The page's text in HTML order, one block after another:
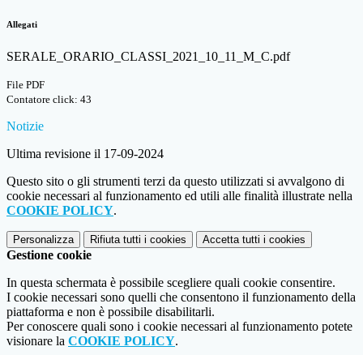
Allegati
SERALE_ORARIO_CLASSI_2021_10_11_M_C.pdf
File PDF
Contatore click: 43
Notizie
Ultima revisione il 17-09-2024
Questo sito o gli strumenti terzi da questo utilizzati si avvalgono di
cookie necessari al funzionamento ed utili alle finalità illustrate nella
COOKIE POLICY.
Personalizza Rifiuta tutti i cookies Accetta tutti i cookies
Gestione cookie
In questa schermata è possibile scegliere quali cookie consentire.
I cookie necessari sono quelli che consentono il funzionamento della
piattaforma e non è possibile disabilitarli.
Per conoscere quali sono i cookie necessari al funzionamento potete
visionare la COOKIE POLICY.